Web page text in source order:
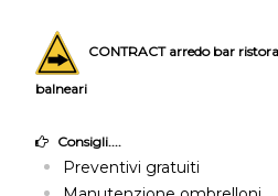
CONTRACT arredo bar
balneari
Consigli....
Preventivi gratuiti